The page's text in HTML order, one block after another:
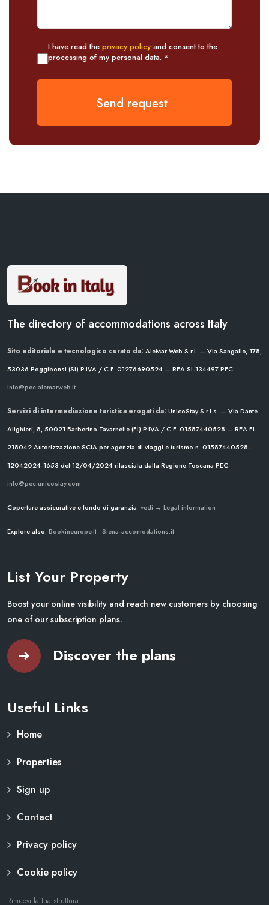
I have read the privacy policy and consent to the
processing of my personal data. *
Send request
The directory of accommodations across Italy
Sito editoriale e tecnologico curato da: AleMar Web S.r.l. — Via Sangallo, 178,
53036 Poggibonsi (SI) P.IVA / C.F. 01276690524 — REA SI-134497PEC:
info@pec.alemarweb.it
Servizi di intermediazione turistica erogati da: UnicoStay S.r.l.s. — Via Dante
Alighieri, 8, 50021 Barberino Tavarnelle (FI) P.IVA / C.F. 01587440528 — REA FI-
218042Autorizzazione SCIA per agenzia di viaggi e turismo n. 01587440528-
12042024-1653 del 12/04/2024rilasciata dalla Regione Toscana PEC:
info@pec.unicostay.com
Coperture assicurative e fondo di garanzia: vedi → Legal information
Explore also: Bookineurope.it • Siena-accomodations.it
List Your Property
Boost your online visibility and reach new customers by choosing
one of our subscription plans.
Discover the plans
Useful Links
Home
Properties
Sign up
Contact
Privacy policy
Cookie policy
Rimuovi la tua struttura